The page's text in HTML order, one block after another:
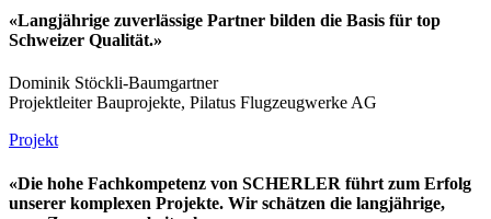
«Langjährige zuverlässige Partner bilden die Basis für top
Schweizer Qualität.»
Dominik Stöckli-Baumgartner
Projektleiter Bauprojekte, Pilatus Flugzeugwerke AG
Projekt
«Die hohe Fachkompetenz von SCHERLER führt zum Erfolg
unserer komplexen Projekte. Wir schätzen die langjährige,